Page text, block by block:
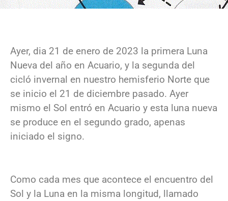
Ayer, dia 21 de enero de 2023 la primera Luna
Nueva del año en Acuario, y la segunda del
cicló invernal en nuestro hemisferio Norte que
se inicio el 21 de diciembre pasado. Ayer
mismo el Sol entró en Acuario y esta luna nueva
se produce en el segundo grado, apenas
iniciado el signo.
Como cada mes que acontece el encuentro del
Sol y la Luna en la misma longitud, llamado